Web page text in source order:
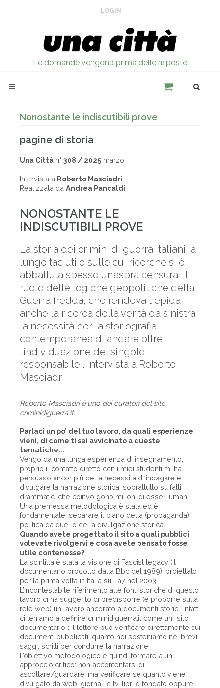
LOGIN
Le domande vengono prima delle risposte
Nonostante le indiscutibili prove
pagine di storia
Una Città n° 308 / 2025 marzo
Intervista a Roberto Masciadri
Realizzata da Andrea Pancaldi
NONOSTANTE LE
INDISCUTIBILI PROVE
La storia dei crimini di guerra italiani, a
lungo taciuti e sulle cui ricerche si è
abbattuta spesso un’aspra censura; il
ruolo delle logiche geopolitiche della
Guerra fredda, che rendeva tiepida
anche la ricerca della verità da sinistra;
la necessità per la storiografia
contemporanea di andare oltre
l’individuazione del singolo
responsabile... Intervista a Roberto
Masciadri.
Roberto Masciadri è uno dei curatori del sito
criminidiguerra.it.
Parlaci un po’ del tuo lavoro, da quali esperienze
vieni, di come ti sei avvicinato a queste
tematiche...
Vengo da una lunga esperienza di insegnamento;
proprio il contatto diretto con i miei studenti mi ha
persuaso ancor più della necessità di indagare e
divulgare la narrazione storica, soprattutto su fatti
drammatici che coinvolgono milioni di esseri umani.
Una premessa metodologica è stata ed è
fondamentale: separare il piano della (propaganda)
politica da quello della divulgazione storica.
Quando avete progettato il sito a quali pubblici
volevate rivolgervi e cosa avete pensato fosse
utile contenesse?
La scintilla è stata la visione di Fascist legacy (il
documentario prodotto dalla Bbc del 1989), proiettato
per la prima volta in Italia su La7 nel 2003.
L’incontestabile riferimento alle fonti storiche di questo
lavoro ci ha suggerito di predisporre (e proporre sulla
rete web) un lavoro ancorato a documenti storici. Infatti
ci teniamo a definire criminidiguerra.it come un “sito
documentario”; il lettore può verificare direttamente sui
documenti pubblicati, quanto noi sosteniamo nei brevi
saggi, scritti per condurre la narrazione.
L’obiettivo metodologico è quindi formare a un
approccio critico: non accontentarsi di
ascoltare/guardare, ma verificare se quanto viene
divulgato da web, giornali e tv, libri è fondato oppure